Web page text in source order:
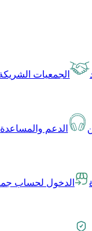
الجمعيات
الدعم والمساعدة
الدخول لحساب